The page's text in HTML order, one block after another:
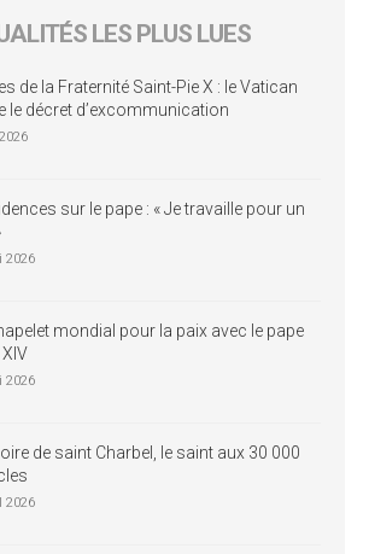
LES PLUS LUES
de la Fraternité Saint-Pie X : le Vatican
le décret d’excommunication
sur le pape : « Je travaille pour un
2026
mondial pour la paix avec le pape
XIV
2026
de saint Charbel, le saint aux 30 000
2026